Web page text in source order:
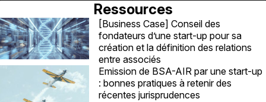
Ressources
[Business Case] Conseil des
fondateurs d’une start-up pour sa
création et la définition des relations
entre associés
Emission de BSA-AIR par une start-up
: bonnes pratiques à retenir des
récentes jurisprudences